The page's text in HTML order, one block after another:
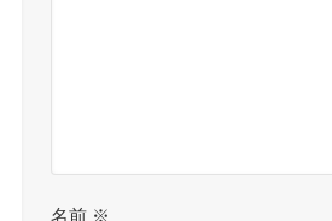
名前 ※